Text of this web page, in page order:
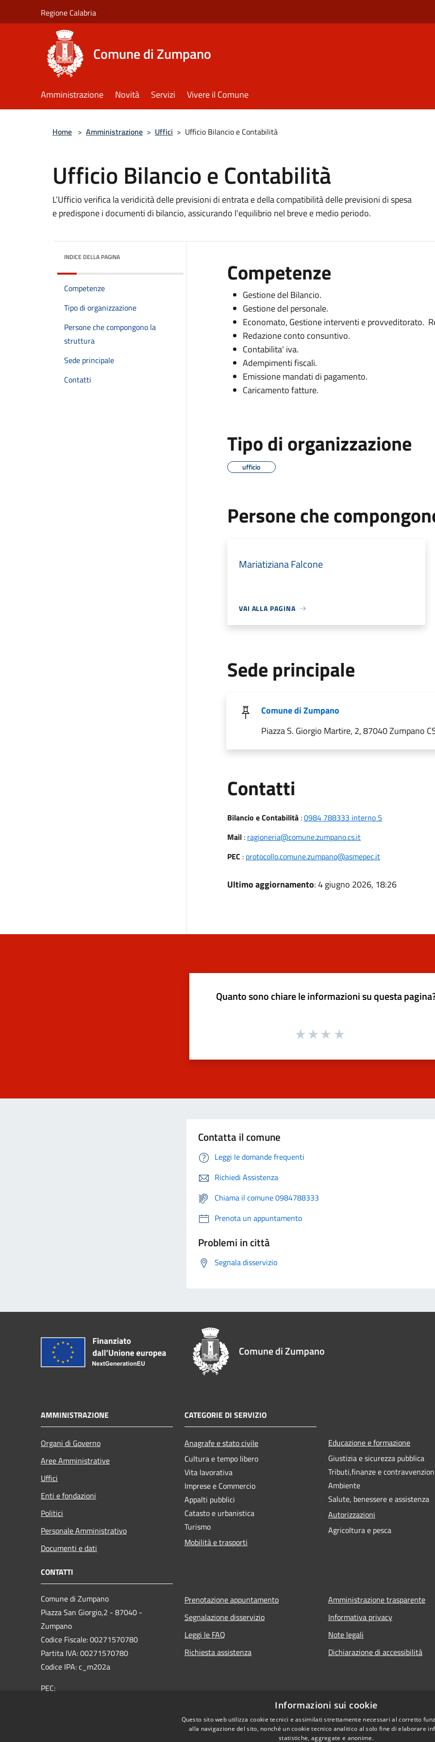
Regione Calabria
Comune di Zumpano
Amministrazione Novità Servizi Vivere il Comune
Home > Amministrazione > Uffici > Ufficio Bilancio e Contabilità
Ufficio Bilancio e Contabilità
L’Ufficio verifica la veridicità delle previsioni di entrata e della compatibilità delle previsioni di spesa
e predispone i documenti di bilancio, assicurando l'equilibrio nel breve e medio periodo.
INDICE DELLA PAGINA
Competenze
Tipo di organizzazione
Persone che compongono la
struttura
Sede principale
Contatti
Competenze
Gestione del Bilancio.
Gestione del personale.
Economato, Gestione interventi e provveditorato.
Redazione conto consuntivo.
Contabilita' iva.
Adempimenti fiscali.
Emissione mandati di pagamento.
Caricamento fatture.
Tipo di organizzazione
ufficio
Persone che
Mariatiziana Falcone
VAI ALLA PAGINA
Sede principale
Comune di Zumpano
Piazza S. Giorgio Martire, 2, 87040 Zumpano
Contatti
Bilancio e Contabilità:0984 788333 interno 5
Mail: ragioneria@comune.zumpano.cs.it
PEC : protocollo.comune.zumpano@asmepec.it
Ultimo aggiornamento: 4 giugno 2026, 18:26
Quanto sono chiare le informazioni su questa
Contatta il comune
Leggi le domande frequenti
Richiedi Assistenza
Chiama il comune 0984788333
Prenota un appuntamento
Problemi in città
Segnala disservizio
Comune di Zumpano
AMMINISTRAZIONE
Organi di Governo
Aree Amministrative
Uffici
Enti e fondazioni
Politici
Personale Amministrativo
Documenti e dati
CATEGORIE DI SERVIZIO
Anagrafe e stato civile
Cultura e tempo libero
Vita lavorativa
Imprese e Commercio
Appalti pubblici
Catasto e urbanistica
Turismo
Mobilità e trasporti
Educazione e formazione
Giustizia e sicurezza pubblica
Tributi,finanze e
Ambiente
Salute, benessere e assistenza
Autorizzazioni
Agricoltura e pesca
CONTATTI
Comune di Zumpano
Piazza San Giorgio,2 - 87040 -
Zumpano
Codice Fiscale: 00271570780
Partita IVA: 00271570780
Codice IPA: c_m202a
PEC:
Prenotazione appuntamento
Segnalazione disservizio
Leggi le FAQ
Richiesta assistenza
Amministrazione trasparente
Informativa privacy
Note legali
Dichiarazione di accessibilità
Informazioni sui cookie
Questo sito web utilizza cookie tecnici e assimilati strettamente necessari al corretto
alla navigazione del sito, nonché un cookie tecnico analitico al solo fine di elaborare
statistiche, aggregate e anonime.